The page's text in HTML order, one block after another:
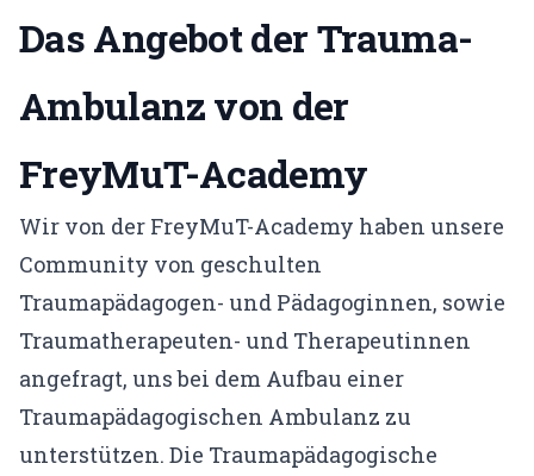
Das Angebot der Trauma-
Ambulanz von der
FreyMuT-Academy
Wir von der FreyMuT-Academy haben unsere
Community von geschulten
Traumapädagogen- und Pädagoginnen, sowie
Traumatherapeuten- und Therapeutinnen
angefragt, uns bei dem Aufbau einer
Traumapädagogischen Ambulanz zu
unterstützen. Die Traumapädagogische